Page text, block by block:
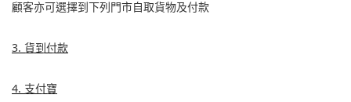
顧客亦可選擇到下列門市自取貨物及付款
3. 貨到付款
4. 支付寶